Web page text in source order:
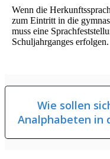
Wenn die
zum Eintritt in die
muss eine
Schuljahrganges erfolgen.
Wie sollen
Analphabeten in